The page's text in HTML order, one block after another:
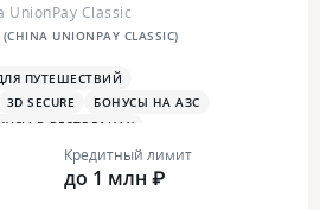
UnionPay Classic
UNIONPAY CLASSIC)
ПУТЕШЕСТВИЙ
3D SECURE
БОНУСЫ НА АЗС
В РЕСТОРАНАХ
Кредитный лимит
до 1 млн ₽